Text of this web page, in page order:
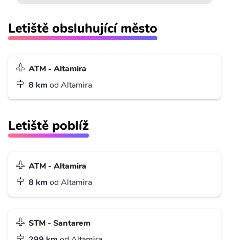
Letiště obsluhující město
ATM - Altamira
8 km od Altamira
Letiště poblíž
ATM - Altamira
8 km od Altamira
STM - Santarem